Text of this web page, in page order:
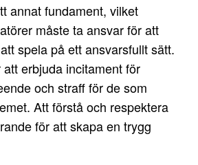
annat fundament, vilket
måste ta ansvar för att
spela på ett ansvarsfullt sätt.
erbjuda incitament för
och straff för de som
Att förstå och respektera
för att skapa en trygg